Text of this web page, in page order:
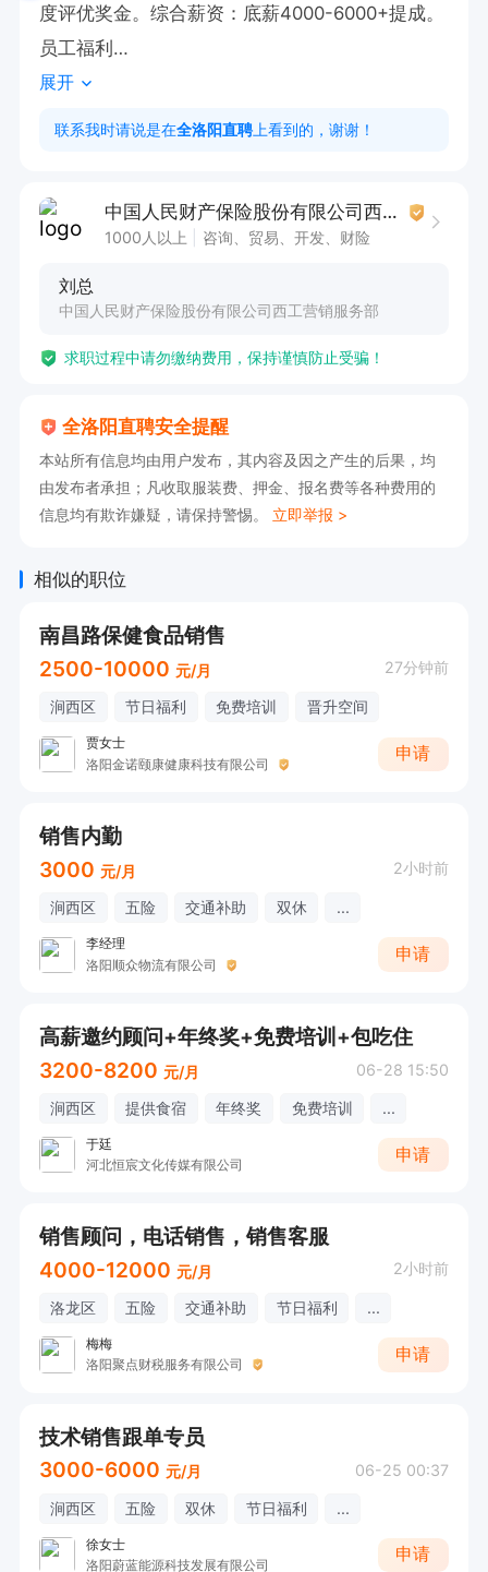
度评优奖金。综合薪资：底薪4000-6000+提成。
​员工福利
✅ 入职缴纳五险（养老/医疗/失业/工伤/生育）
✅ 法定节假日带薪休假、节日福利、高温补贴、交
6、工作时间
休4天，法定节假日轮休。
展开
联系我时请说是在全洛阳直聘 上看到的，谢谢！
中国人民财产保险股份有限公司西工营销服务部
1000人以上 咨询、贸易、开发、财险
刘总
中国人民财产保险股份有限公司西工营销服务部
求职过程中请勿缴纳费用，保持谨慎防止受骗！
全洛阳直聘安全提醒
本站所有信息均由用户发布，其内容及因之产生的后果，均
由发布者承担；凡收取服装费、押金、报名费等各种费用的
信息均有欺诈嫌疑，请保持警惕。 立即举报 >
相似的职位
南昌路保健食品销售
2500-10000 元/月 27分钟前
涧西区 节日福利 免费培训 晋升空间
贾女士
洛阳金诺颐康健康科技有限公司
申请
销售内勤
3000 元/月 2小时前
涧西区 五险 交通补助 双休 ...
李经理
洛阳顺众物流有限公司
申请
高薪邀约顾问+年终奖+免费培训+包吃住
3200-8200 元/月 06-28 15:50
涧西区 提供食宿 年终奖 免费培训 ...
于廷
河北恒宸文化传媒有限公司
申请
销售顾问，电话销售，销售客服
4000-12000 元/月 2小时前
洛龙区 五险 交通补助 节日福利 ...
梅梅
洛阳聚点财税服务有限公司
申请
技术销售跟单专员
3000-6000 元/月 06-25 00:37
涧西区 五险 双休 节日福利 ...
徐女士
洛阳蔚蓝能源科技发展有限公司
申请